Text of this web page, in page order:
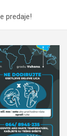
predaje!